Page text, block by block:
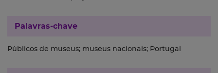
Palavras-chave
Públicos de museus; museus nacionais; Portugal